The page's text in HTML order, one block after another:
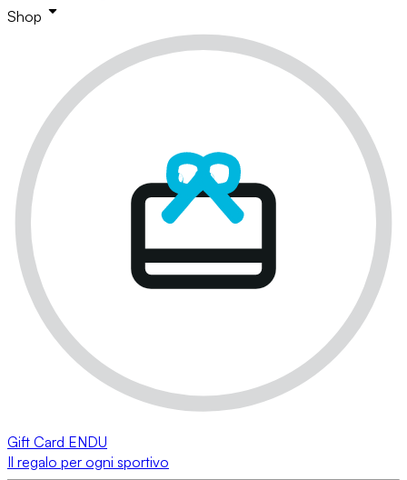
Shop
Gift Card ENDU
Il regalo per ogni sportivo